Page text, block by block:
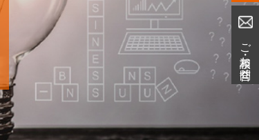
ご相談・お問合せ